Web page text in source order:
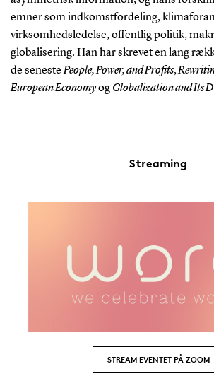
emner som indkomstfordeling,
virksomhedsledelse, offentlig politik,
globalisering. Han har skrevet en lang
de senestePeople, Power, and Profits,
European Economyog Globalization and Its
Streaming
STREAM EVENTET PÅ ZOOM